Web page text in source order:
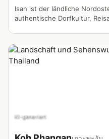
Isan ist der ländliche
authentische Dorfkultur,
Selbstversorgung entstehen
KI-generiert